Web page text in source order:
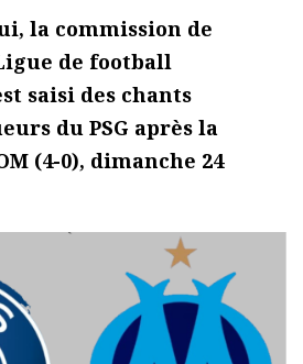
la commission de
de football
saisi des chants
du PSG après la
(4-0), dimanche 24